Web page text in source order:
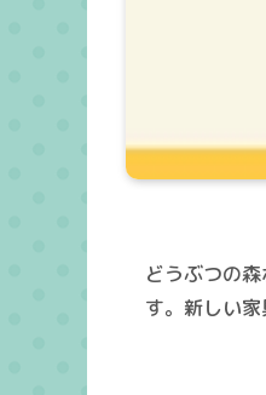
どうぶつの
す。新しい